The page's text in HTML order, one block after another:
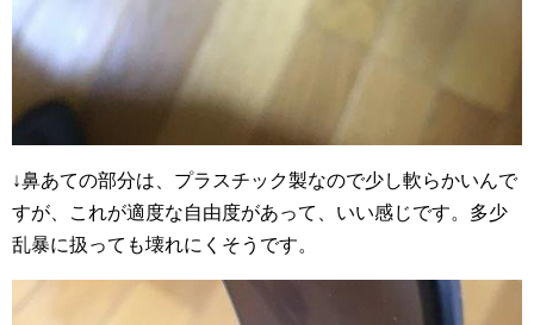
↓鼻あての部分は、プラスチック製なので少し軟らかいんで
すが、これが適度な自由度があって、いい感じです。多少
乱暴に扱っても壊れにくそうです。